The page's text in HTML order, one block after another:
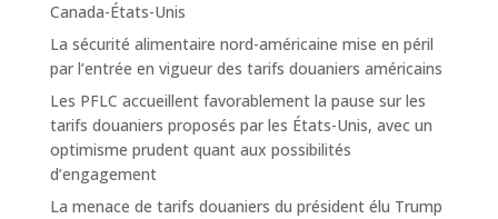
Canada-États-Unis
La sécurité alimentaire nord-américaine mise en péril
par l’entrée en vigueur des tarifs douaniers américains
Les PFLC accueillent favorablement la pause sur les
tarifs douaniers proposés par les États-Unis, avec un
optimisme prudent quant aux possibilités
d’engagement
La menace de tarifs douaniers du président élu Trump